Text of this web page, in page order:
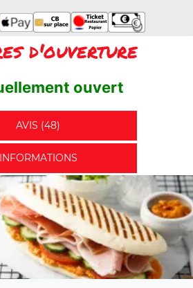
d'ouverture
ouvert
AVIS (48)
INFORMATIONS